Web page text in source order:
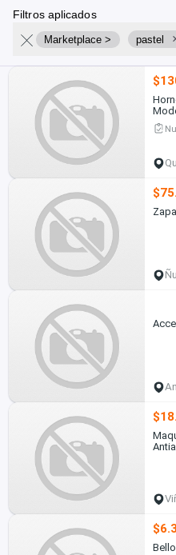
Filtros aplicados
Marketplace > pastel